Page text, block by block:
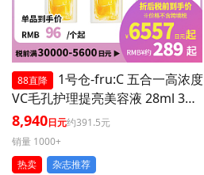
88直降
1号仓-fru:C 五合一高浓度
VC毛孔护理提亮美容液 28ml 3个
装 减少毛孔 懒人护肤
8,940日元约391.5元
销量 1000+
热卖
杂志推荐